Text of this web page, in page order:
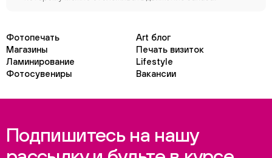
Фотопечать
Art блог
Магазины
Печать визиток
Ламинирование
Lifestyle
Фотосувениры
Вакансии
Подпишитесь на нашу